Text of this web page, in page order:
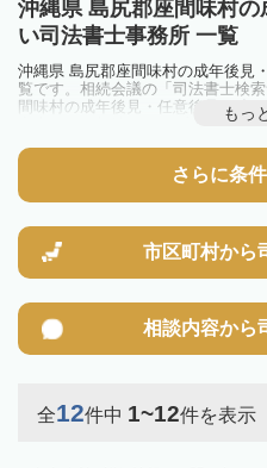
沖縄県 島尻郡座間味村
い司法書士事務所 一覧
沖縄県 島尻郡座間味村の成年後見
覧です。相続会議の「司法書士検
間味村の成年後見・任意後見に強
出来ます。相続のトラブルやお悩
もっ
さらに条
市区町村から
相談内容から
全12件中 1~12件を表示